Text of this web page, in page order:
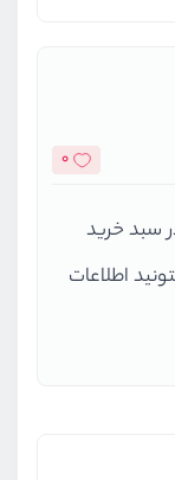
0
سبد خرید
اطلاعات